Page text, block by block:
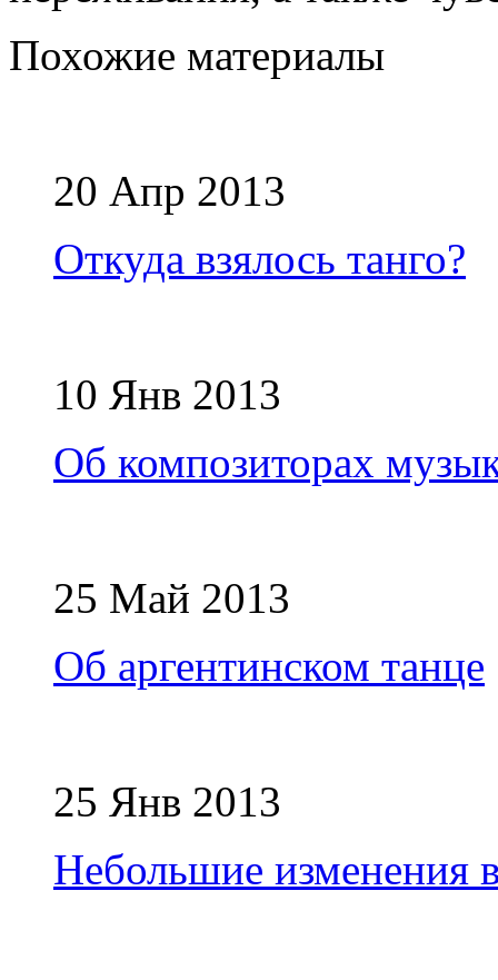
Похожие материалы
20 Апр 2013
Откуда взялось танго?
10 Янв 2013
Об композиторах
25 Май 2013
Об аргентинском танце
25 Янв 2013
Небольшие изменения